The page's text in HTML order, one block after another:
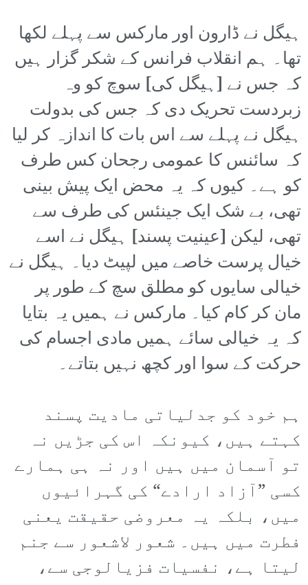
ہیگل نے ڈارون اور مارکس سے پہلے لکھا
تھا۔ ہم انقلاب فرانس کے شکر گزار ہیں
کہ جس نے [ہیگل کی] سوچ کو وہ
زبردست تحریک دی کہ جس کی بدولت
ہیگل نے پہلے سے اس بات کا اندازہ کر لیا
کہ سائنس کا عمومی رجحان کس طرف
کو ہے۔ کیوں کہ یہ محض ایک پیش بینی
تھی، بے شک ایک جینئس کی طرف سے
تھی، لیکن [عینیت پسند] ہیگل نے اسے
خیال پرست خاصے میں لپیٹ دیا۔ ہیگل نے
خیالی سایوں کو مطلق سچ کے طور پر
مان کر کام کیا۔ مارکس نے ہمیں یہ بتایا
کہ یہ خیالی سائے ہمیں مادی اجسام کی
حرکت کے سوا اور کچھ نہیں بتاتے۔
ہم خود کو جدلیاتی مادیت پسند
کہتے ہیں، کیونکہ اس کی جڑیں نہ
تو آسمان میں ہیں اور نہ ہی ہمارے
کسی ”آزاد ارادے“ کی گہرائیوں
میں، بلکہ یہ معروضی حقیقت یعنی
فطرت میں ہیں۔ شعور لاشعور سے جنم
لیتا ہے، نفسیات فزیالوجی سے،